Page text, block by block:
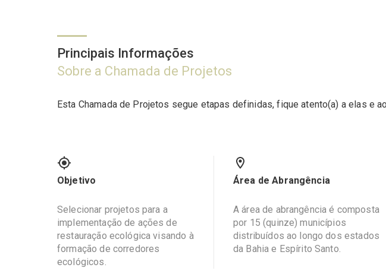
Principais Informações
Sobre a Chamada de Projetos
Esta Chamada de Projetos segue etapas definidas, fique atento(a) a elas e
Objetivo
Selecionar projetos para a
implementação de ações de
restauração ecológica visando à
formação de corredores
ecológicos.
Área de Abrangência
A área de abrangência é composta
por 15 (quinze) municípios
distribuídos ao longo dos estados
da Bahia e Espírito Santo.